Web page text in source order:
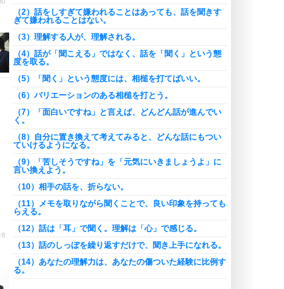
（2）話をしすぎて嫌われることはあっても、話を聞きす
ぎて嫌われることはない。
（3）理解する人が、理解される。
（4）話が「聞こえる」ではなく、話を「聞く」という態
度を取る。
（5）「聞く」という態度には、相槌を打てばいい。
（6）バリエーションのある相槌を打とう。
（7）「面白いですね」と言えば、どんどん話が進んでい
く。
（8）自分に置き換えて考えてみると、どんな話にもつい
ていけるようになる。
（9）「苦しそうですね」を「元気にいきましょうよ」に
言い換えよう。
（10）相手の話を、折らない。
（11）メモを取りながら聞くことで、良い印象を持っても
らえる。
（12）話は「耳」で聞く。理解は「心」で感じる。
（13）話のしっぽを繰り返すだけで、聞き上手になれる。
（14）あなたの理解力は、あなたの傷ついた経験に比例す
る。